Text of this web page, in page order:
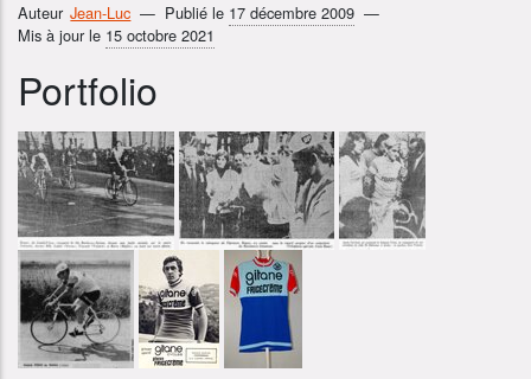
Auteur Jean-Luc Publié le 17 décembre 2009
Mis à jour le 15 octobre 2021
Portfolio